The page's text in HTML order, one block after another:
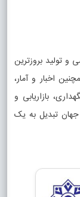
و تولید بروزترین
اخبار و آمار،
بازاریابی و
جهان تبدیل به یک